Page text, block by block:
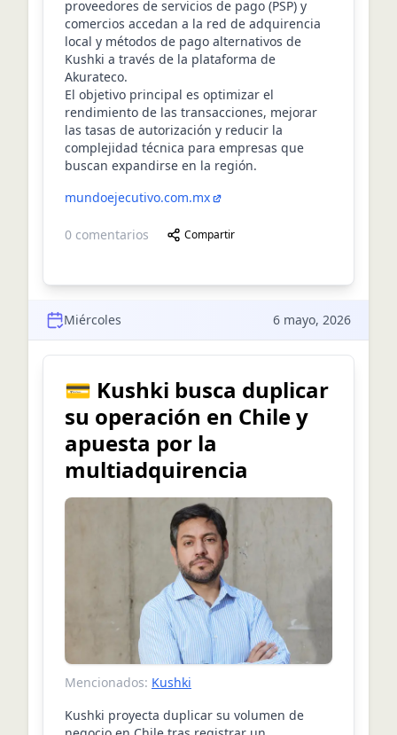
proveedores de servicios de pago (PSP) y
comercios accedan a la red de adquirencia
local y métodos de pago alternativos de
Kushki a través de la plataforma de
Akurateco.
El objetivo principal es optimizar el
rendimiento de las transacciones, mejorar
las tasas de autorización y reducir la
complejidad técnica para empresas que
buscan expandirse en la región.
mundoejecutivo.com.mx
0 comentarios Compartir
Miércoles 6 mayo, 2026
💳 Kushki busca duplicar
su operación en Chile y
apuesta por la
multiadquirencia
Mencionados: Kushki
Kushki proyecta duplicar su volumen de